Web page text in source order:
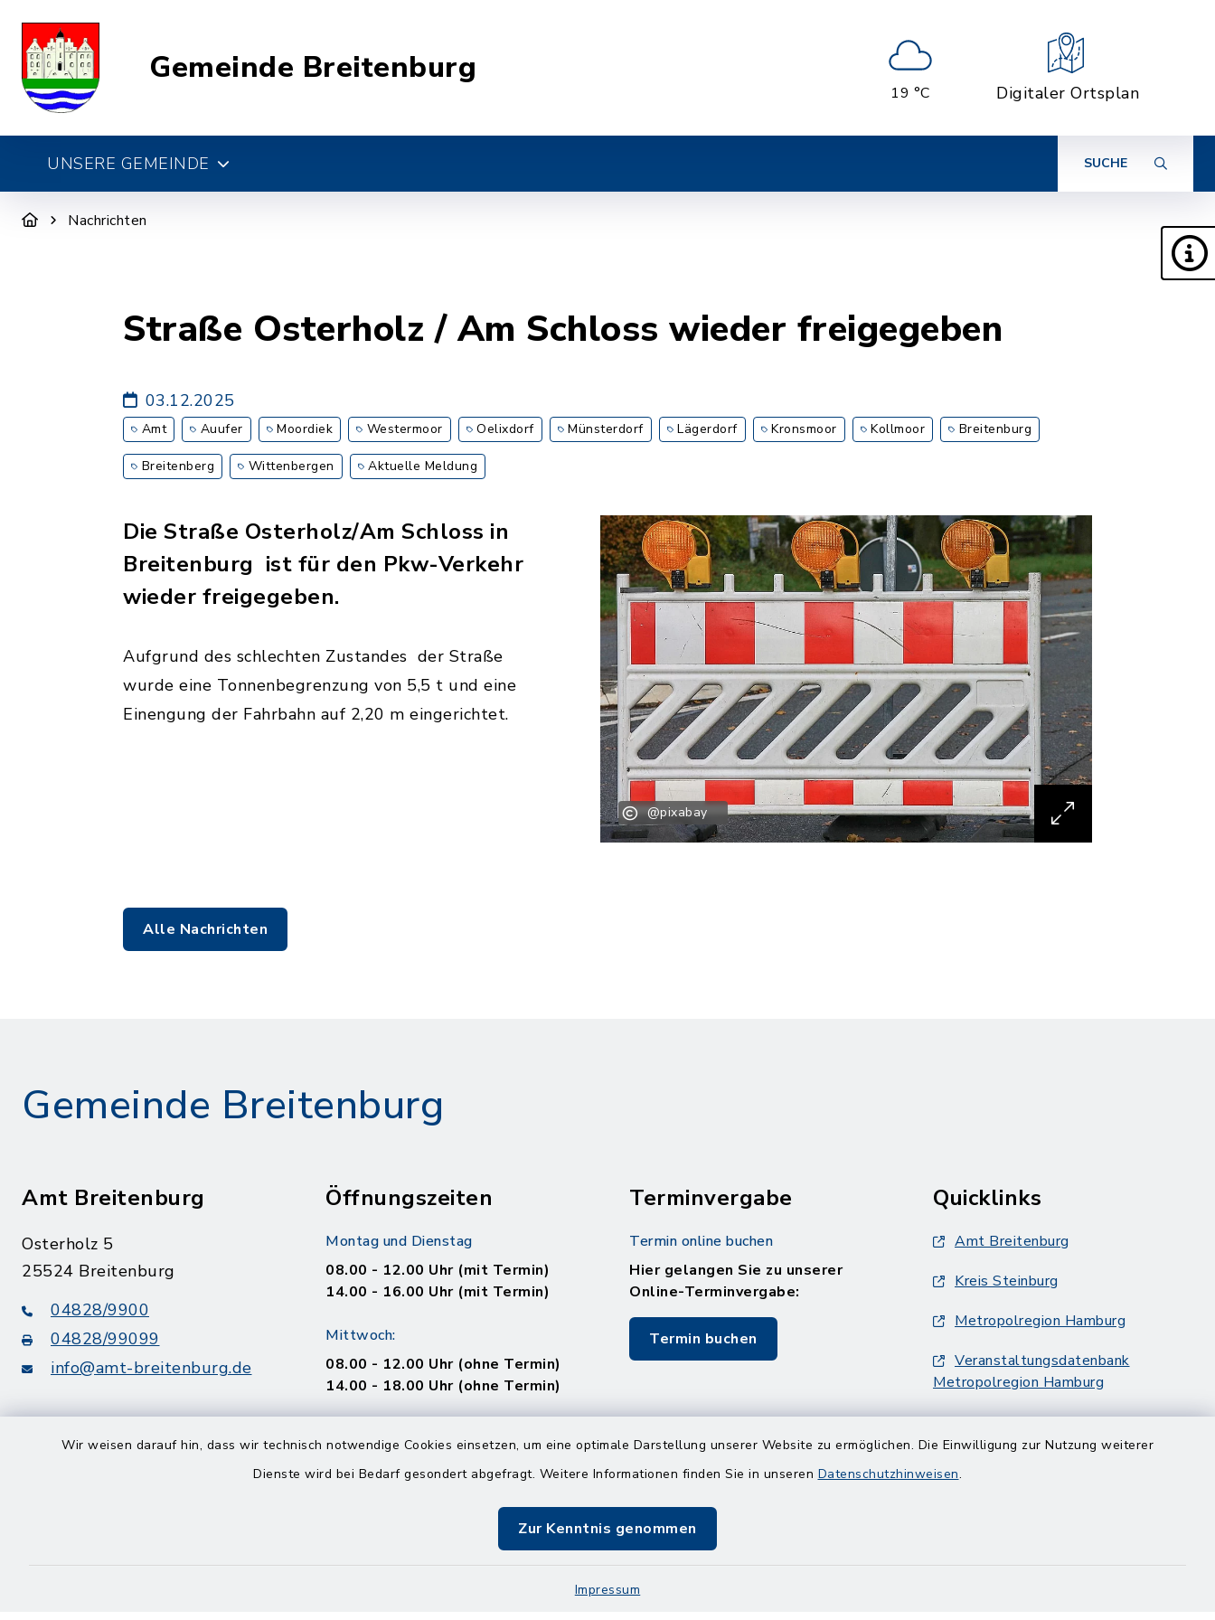
Wir weisen darauf hin, dass wir technisch notwendige Cookies einsetzen, um eine optimale Darstellung unserer Website zu ermöglichen. Die Einwilligung zur Nutzung weiterer
Dienste wird bei Bedarf gesondert abgefragt. Weitere Informationen finden Sie in unseren Datenschutzhinweisen.
Zur Kenntnis genommen
Impressum
Gemeinde Breitenburg
19 °C Digitaler Ortsplan
UNSERE GEMEINDE SUCHE
Nachrichten
Straße Osterholz / Am Schloss wieder freigegeben
03.12.2025
Amt Auufer Moordiek Westermoor Oelixdorf Münsterdorf Lägerdorf Kronsmoor Kollmoor Breitenburg
Breitenberg Wittenbergen Aktuelle Meldung
@pixabay
Die Straße Osterholz/Am Schloss in
Breitenburg ist für den Pkw-Verkehr
wieder freigegeben.
Aufgrund des schlechten Zustandes der Straße
wurde eine Tonnenbegrenzung von 5,5 t und eine
Einengung der Fahrbahn auf 2,20 m eingerichtet.
Alle Nachrichten
Gemeinde Breitenburg
Amt Breitenburg
Osterholz 5
25524 Breitenburg
04828/9900
04828/99099
info@amt-breitenburg.de
Öffnungszeiten
Montag und Dienstag
08.00 - 12.00 Uhr (mit Termin)
14.00 - 16.00 Uhr (mit Termin)
Mittwoch:
08.00 - 12.00 Uhr (ohne Termin)
14.00 - 18.00 Uhr (ohne Termin)
geschlossen
08.00 - 12.00 Uhr (mit Termin)
Terminvergabe
Termin online buchen
Hier gelangen Sie zu unserer
Online-Terminvergabe:
Termin buchen
Quicklinks
Amt Breitenburg
Kreis Steinburg
Metropolregion Hamburg
Veranstaltungsdatenbank
Metropolregion Hamburg